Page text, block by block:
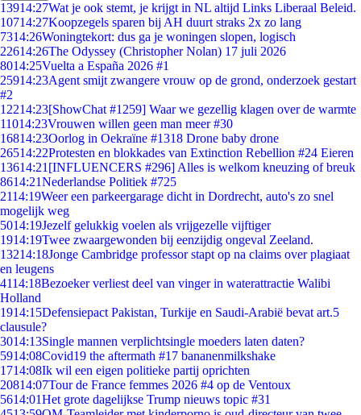
13914:27Wat je ook stemt, je krijgt in NL altijd Links Liberaal Beleid.
10714:27Koopzegels sparen bij AH duurt straks 2x zo lang
7314:26Woningtekort: dus ga je woningen slopen, logisch
22614:26The Odyssey (Christopher Nolan) 17 juli 2026
8014:25Vuelta a España 2026 #1
25914:23Agent smijt zwangere vrouw op de grond, onderzoek gestart
#2
12214:23[ShowChat #1259] Waar we gezellig klagen over de warmte
11014:23Vrouwen willen geen man meer #30
16814:23Oorlog in Oekraïne #1318 Drone baby drone
26514:22Protesten en blokkades van Extinction Rebellion #24 Eieren
13614:21 [INFLUENCERS #296] Alles is welkom kneuzing of breuk
8614:21Nederlandse Politiek #725
2114:19Weer een parkeergarage dicht in Dordrecht, auto's zo snel
mogelijk weg
5014:19Jezelf gelukkig voelen als vrijgezelle vijftiger
1914:19Twee zwaargewonden bij eenzijdig ongeval Zeeland.
13214:18Jonge Cambridge professor stapt op na claims over plagiaat
en leugens
4114:18Bezoeker verliest deel van vinger in waterattractie Walibi
Holland
1914:15Defensiepact Pakistan, Turkije en Saudi-Arabië bevat art.5
clausule?
3014:13Single mannen verplichtsingle moeders laten daten?
5914:08Covid19 the aftermath #17 bananenmilkshake
1714:08Ik wil een eigen politieke partij oprichten
20814:07Tour de France femmes 2026 #4 op de Ventoux
5614:01Het grote dagelijkse Trump nieuws topic #31